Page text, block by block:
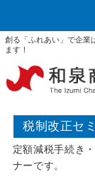
創る「ふれあい」で企業
ます！
税制改正セ
定額減税手続き
ナーです。